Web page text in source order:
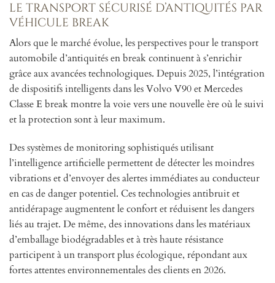
le transport sécurisé d’antiquités par
véhicule break
Alors que le marché évolue, les perspectives pour le transport
automobile d’antiquités en break continuent à s’enrichir
grâce aux avancées technologiques. Depuis 2025, l’intégration
de dispositifs intelligents dans les Volvo V90 et Mercedes
Classe E break montre la voie vers une nouvelle ère où le suivi
et la protection sont à leur maximum.
Des systèmes de monitoring sophistiqués utilisant
l’intelligence artificielle permettent de détecter les moindres
vibrations et d’envoyer des alertes immédiates au conducteur
en cas de danger potentiel. Ces technologies antibruit et
antidérapage augmentent le confort et réduisent les dangers
liés au trajet. De même, des innovations dans les matériaux
d’emballage biodégradables et à très haute résistance
participent à un transport plus écologique, répondant aux
fortes attentes environnementales des clients en 2026.